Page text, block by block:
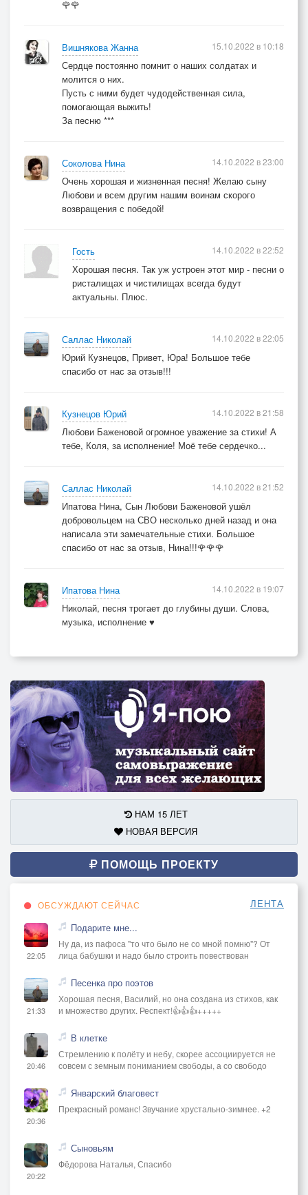
🌹🌹
Вишнякова Жанна
Сердце постоянно помнит о наших солдатах и
молится о них.
Пусть с ними будет чудодейственная сила,
помогающая выжить!
За песню ***
15.10.2022 в 10:18
Соколова Нина
Очень хорошая и жизненная песня! Желаю сыну
Любови и всем другим нашим воинам скорого
возвращения с победой!
14.10.2022 в 23:00
Гость
Хорошая песня. Так уж устроен этот мир - песни о
ристалищах и чистилищах всегда будут
актуальны. Плюс.
14.10.2022 в 22:52
Саллас Николай
Юрий Кузнецов, Привет, Юра! Большое тебе
спасибо от нас за отзыв!!!
14.10.2022 в 22:05
Кузнецов Юрий
Любови Баженовой огромное уважение за стихи! А
тебе, Коля, за исполнение! Моё тебе сердечко...
14.10.2022 в 21:58
Саллас Николай
Ипатова Нина, Сын Любови Баженовой ушёл
добровольцем на СВО несколько дней назад и она
написала эти замечательные стихи. Большое
спасибо от нас за отзыв, Нина!!!🌹🌹🌹
14.10.2022 в 21:52
Ипатова Нина
Николай, песня трогает до глубины души. Слова,
музыка, исполнение ♥
14.10.2022 в 19:07
НАМ 15 ЛЕТ
НОВАЯ ВЕРСИЯ
ПОМОЩЬ ПРОЕКТУ
ОБСУЖДАЮТ СЕЙЧАС ЛЕНТА
22:05
Подарите мне...
Ну да, из пафоса "то что было не со мной помню"? От
лица бабушки и надо было строить повествован
21:33
Песенка про поэтов
Хорошая песня, Василий, но она создана из стихов, как
и множество других. Респект!👍👍👍+++++
20:46
В клетке
Стремлению к полёту и небу, скорее ассоциируется не
совсем с земным пониманием свободы, а со свободо
20:36
Январский благовест
Прекрасный романс! Звучание хрустально-зимнее. +2
20:22
Сыновьям
Фёдорова Наталья, Спасибо